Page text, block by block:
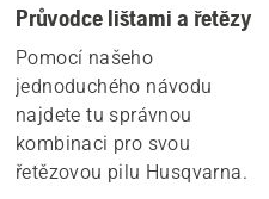
několik centimetrů od
kmene stromu. Olej na
kmeni znamená, že mazací
systém funguje.
Průvodce lištami a řetězy
Pomocí našeho
jednoduchého návodu
najdete tu správnou
kombinaci pro svou
řetězovou pilu Husqvarna.